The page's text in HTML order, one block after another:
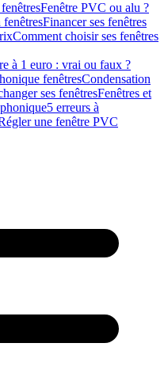
Fenêtre PVC ou alu ?
Financer ses fenêtres
Comment choisir ses fenêtres
à 1 euro : vrai ou faux ?
fenêtresCondensation
ses fenêtresFenêtres et
5 erreurs à
une fenêtre PVC